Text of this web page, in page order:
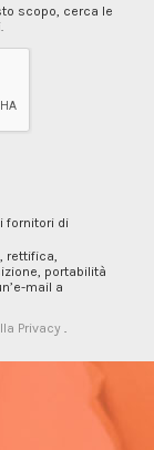
scopo, cerca le
fornitori di
rettifica,
portabilità
mail a
Privacy